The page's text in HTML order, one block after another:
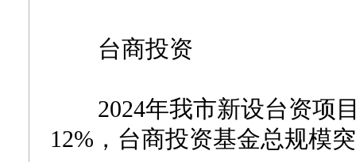
台商投资
2024年我市新设台资项目
12%，台商投资基金总规模